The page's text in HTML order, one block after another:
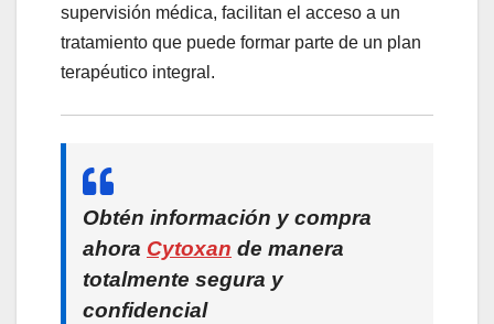
supervisión médica, facilitan el acceso a un
tratamiento que puede formar parte de un plan
terapéutico integral.
Obtén información y compra
ahora Cytoxan de manera
totalmente segura y
confidencial